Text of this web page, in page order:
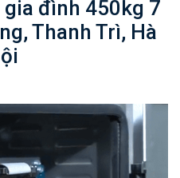
đình 450kg 7
Thanh Trì, Hà